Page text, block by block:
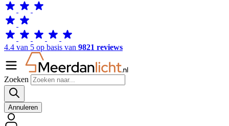
4.4 van 5 op basis van 9821 reviews
Zoeken
Annuleren